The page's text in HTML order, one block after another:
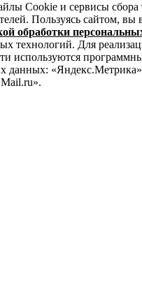
Cookie и сервисы сбора
Пользуясь сайтом, вы
обработки
технологий. Для
используются
данных: